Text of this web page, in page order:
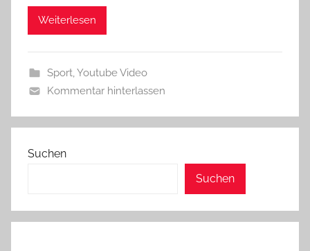
Weiterlesen
Sport,Youtube Video
Kommentar hinterlassen
Suchen
Suchen